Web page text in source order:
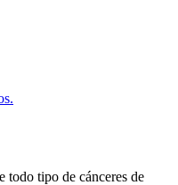
todo tipo de cánceres de